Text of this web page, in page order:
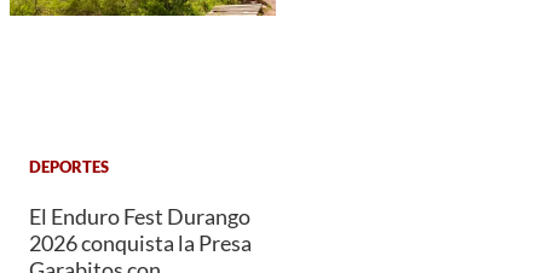
DEPORTES
El Enduro Fest Durango
2026 conquista la Presa